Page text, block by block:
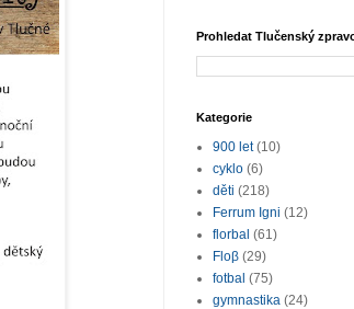
Prohledat Tlučenský
Kategorie
900 let (10)
cyklo (6)
děti (218)
Ferrum Igni (12)
florbal (61)
Floβ (29)
fotbal (75)
gymnastika (24)